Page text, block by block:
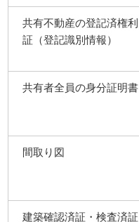
共有不動産の登記済権利
証（登記識別情報）
共有者全員の身分証明書
間取り図
建築確認済証・検査済証